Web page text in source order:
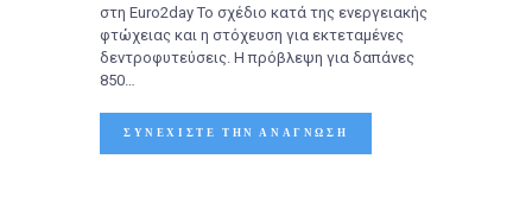
στη Euro2day Το σχέδιο κατά της ενεργειακής
φτώχειας και η στόχευση για εκτεταμένες
δεντροφυτεύσεις. Η πρόβλεψη για δαπάνες
850…
ΣΥΝΕΧΊΣΤΕ ΤΗΝ ΑΝΆΓΝΩΣΗ